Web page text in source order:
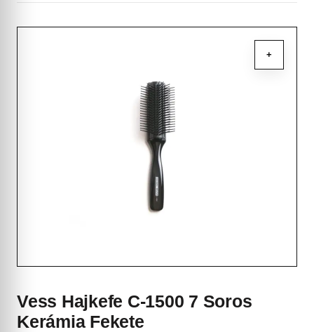
+
Vess Hajkefe C-1500 7 Soros
Kerámia Fekete